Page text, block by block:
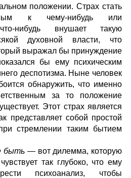
положении. Страх стать
к чему-нибудь или
нибудь внушает такую
духовной власти, что
выражал бы принуждение
бы ему психическим
деспотизма. Ныне человек
обнаружить, что именно
за то положение
Этот страх является
представляет собой простой
стремлении таким бытием
быть — вот дилемма, которую
так глубоко, что ему
психоанализ, чтобы